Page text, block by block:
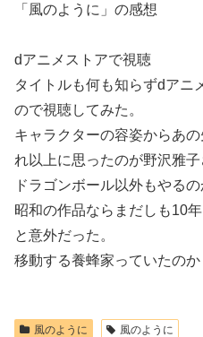
「風のように」の感想
dアニメストアで視聴
タイトルも何も知らずdアニ
ので視聴してみた。
キャラクターの容姿からあ
れ以上に思ったのが野沢雅子
ドラゴンボール以外もやるの
昭和の作品ならまだしも10
と意外だった。
移動する養蜂家っていたのか
風のように 風のように